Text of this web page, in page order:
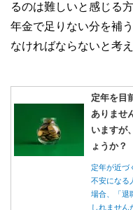
るのは難しいと感じる
年金で足りない分を補
なければならないと考え
定年を目
ありませ
いますが
ょうか？
定年が近づ
不安になる
場合、「退
しれません